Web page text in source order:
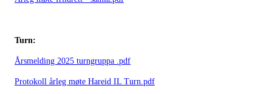
Turn:
Årsmelding 2025 turngruppa .pdf
Protokoll årleg møte Hareid IL Turn.pdf